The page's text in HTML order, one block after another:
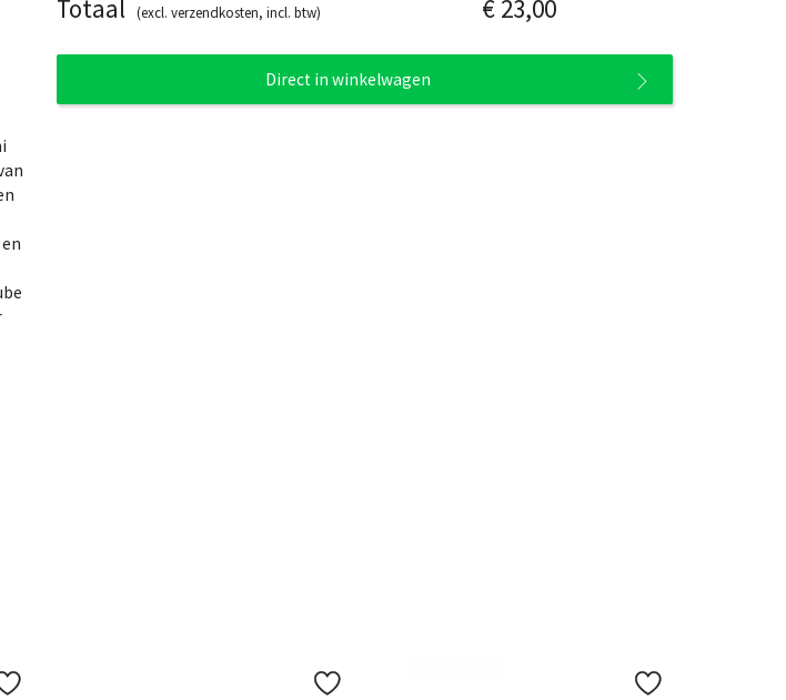
Totaal (excl. verzendkosten, incl. btw) € 23,00
Direct in winkelwagen